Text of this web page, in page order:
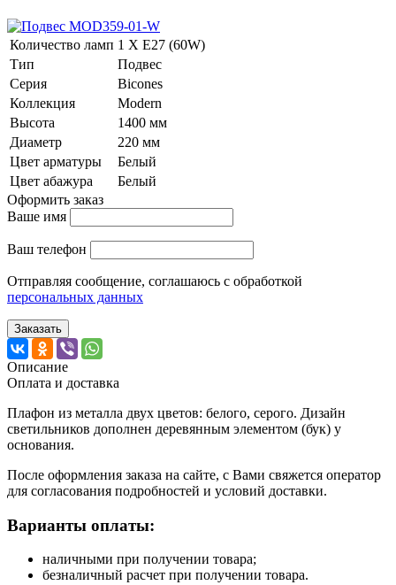
Количество ламп 1 Х E27 (60W)
Тип
Подвес
Серия
Bicones
Коллекция
Modern
Высота
1400 мм
Диаметр
220 мм
Цвет арматуры
Белый
Цвет абажура
Белый
Оформить заказ
Ваше имя
Ваш телефон
Отправляя сообщение, соглашаюсь с обработкой
персональных данных
Заказать
Описание
Оплата и доставка
Плафон из металла двух цветов: белого, серого. Дизайн
светильников дополнен деревянным элементом (бук) у
основания.
После оформления заказа на сайте, с Вами свяжется оператор
для согласования подробностей и условий доставки.
Варианты оплаты:
наличными при получении товара;
безналичный расчет при получении товара.